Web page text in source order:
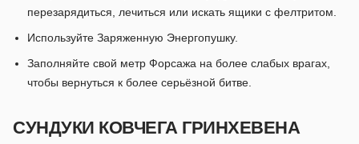
перезарядиться, лечиться или искать ящики с фелтритом.
Используйте Заряженную Энергопушку.
Заполняйте свой метр Форсажа на более слабых врагах,
чтобы вернуться к более серьёзной битве.
СУНДУКИ КОВЧЕГА ГРИНХЕВЕНА